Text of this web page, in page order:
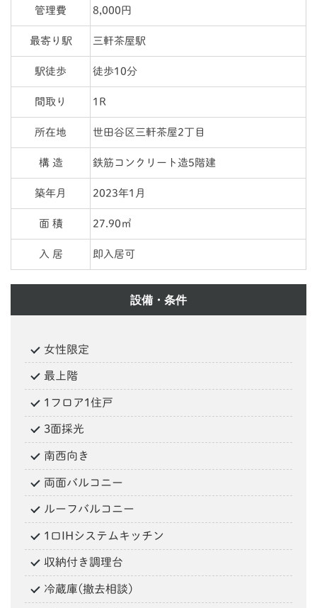
管理費 8,000円
最寄り駅 三軒茶屋駅
駅徒歩 徒歩10分
間取り 1R
所在地 世田谷区三軒茶屋2丁目
構 造 鉄筋コンクリート造5階建
築年月 2023年1月
面 積 27.90㎡
入 居 即入居可
設備・条件
女性限定
最上階
1フロア1住戸
3面採光
南西向き
両面バルコニー
ルーフバルコニー
1口IHシステムキッチン
収納付き調理台
冷蔵庫(撤去相談)